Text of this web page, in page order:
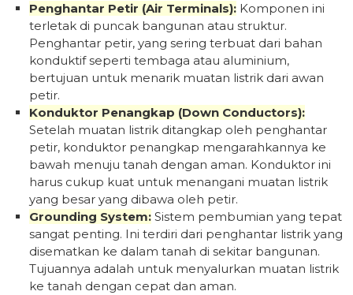
Penghantar Petir (Air Terminals): Komponen ini
terletak di puncak bangunan atau struktur.
Penghantar petir, yang sering terbuat dari bahan
konduktif seperti tembaga atau aluminium,
bertujuan untuk menarik muatan listrik dari awan
petir.
Konduktor Penangkap (Down Conductors):
Setelah muatan listrik ditangkap oleh penghantar
petir, konduktor penangkap mengarahkannya ke
bawah menuju tanah dengan aman. Konduktor ini
harus cukup kuat untuk menangani muatan listrik
yang besar yang dibawa oleh petir.
Grounding System: Sistem pembumian yang tepat
sangat penting. Ini terdiri dari penghantar listrik yang
disematkan ke dalam tanah di sekitar bangunan.
Tujuannya adalah untuk menyalurkan muatan listrik
ke tanah dengan cepat dan aman.